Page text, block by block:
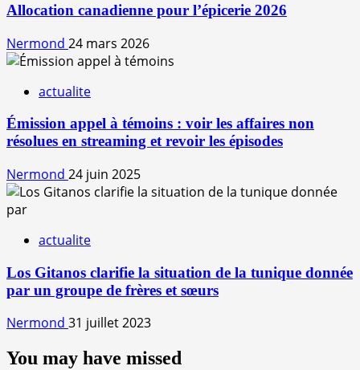
Allocation canadienne pour l’épicerie 2026
Nermond 24 mars 2026
actualite
Émission appel à témoins : voir les affaires non
résolues en streaming et revoir les épisodes
Nermond 24 juin 2025
actualite
Los Gitanos clarifie la situation de la tunique donnée
par un groupe de frères et sœurs
Nermond 31 juillet 2023
You may have missed